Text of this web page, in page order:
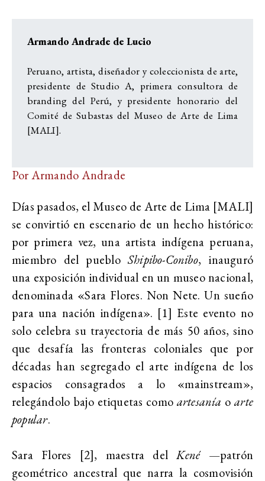
Armando Andrade de Lucio
Peruano, artista, diseñador y coleccionista de arte,
presidente de Studio A, primera consultora de
branding del Perú, y presidente honorario del
Comité de Subastas del Museo de Arte de Lima
[MALI].
Por Armando Andrade
Días pasados, el Museo de Arte de Lima [MALI]
se convirtió en escenario de un hecho histórico:
por primera vez, una artista indígena peruana,
miembro del puebloShipibo-Conibo, inauguró
una exposición individual en un museo nacional,
denominada «Sara Flores. Non Nete. Un sueño
para una nación indígena». [1] Este evento no
solo celebra su trayectoria de más 50 años, sino
que desafía las fronteras coloniales que por
décadas han segregado el arte indígena de los
espacios consagrados a lo «mainstream»,
relegándolo bajo etiquetas como artesanía oarte
popular.
Sara Flores [2], maestra delKené —patrón
geométrico ancestral que narra la cosmovisión